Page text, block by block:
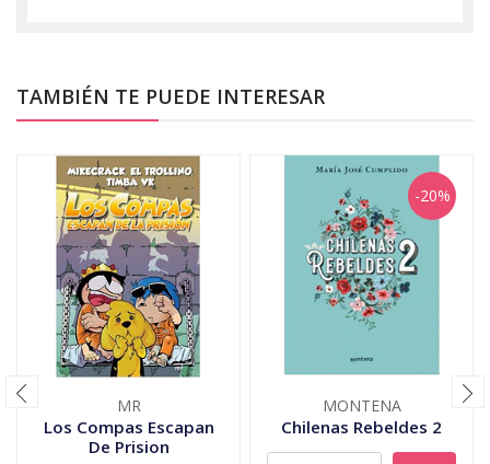
TAMBIÉN TE PUEDE INTERESAR
MR
Los Compas Escapan
De Prision
-20%
MONTENA
Chilenas Rebeldes 2